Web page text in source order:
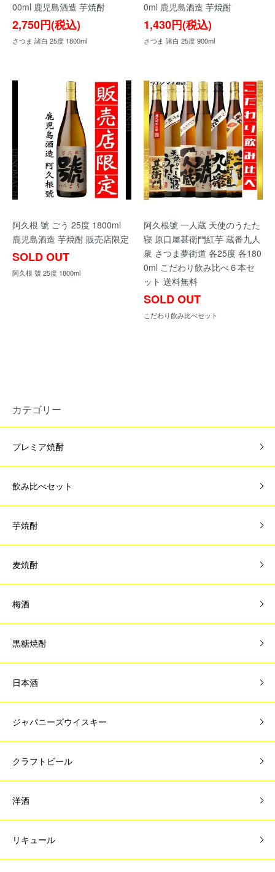
00ml 鹿児島酒造 芋焼酎
2,750円(税込)
さつま 諸白 25度 1800ml
0ml 鹿児島酒造 芋焼酎
1,430円(税込)
さつま 諸白 25度 900ml
阿久根 號 ごう 25度 1800ml
鹿児島酒造 芋焼酎 販売店限定
SOLD OUT
阿久根 號 25度 1800ml
阿久根號 一人蔵 天使のうたた
寝 原口屋甚衛門紅芋 蔵番九人
衆 さつま夢街道 各25度 各180
0ml こだわり飲み比べ６本セ
ット 送料無料
SOLD OUT
こだわり飲み比べセット
カテゴリー
プレミア焼酎
飲み比べセット
芋焼酎
麦焼酎
梅酒
黒糖焼酎
日本酒
ジャパニーズウイスキー
クラフトビール
洋酒
リキュール